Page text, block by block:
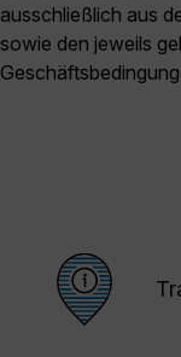
ausschließlich aus
sowie den jeweils